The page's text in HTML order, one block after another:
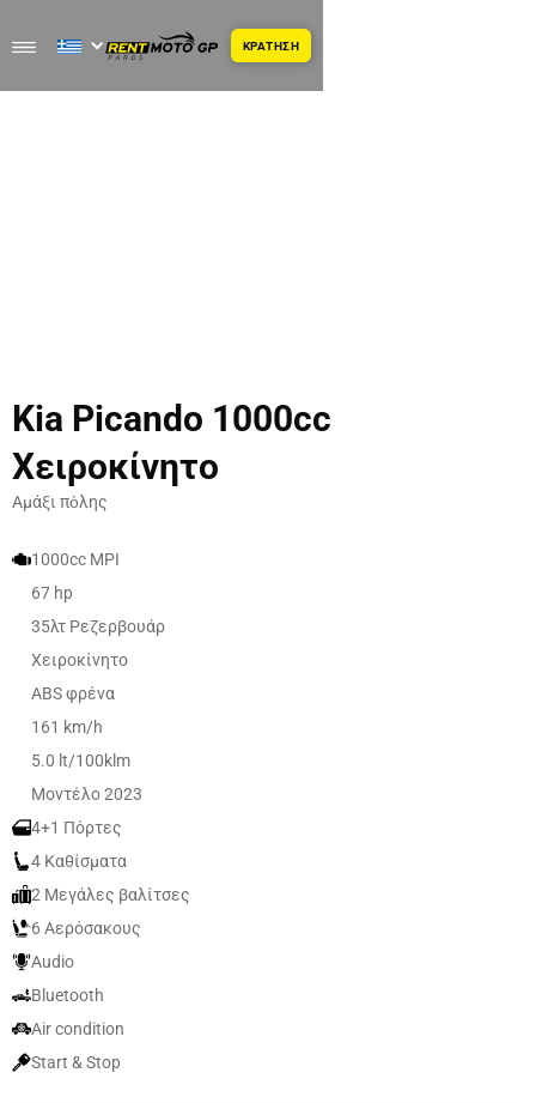
ΚΡΑΤΗΣΗ
Kia Picando 1000cc
Χειροκίνητο
Αμάξι πὀλης
1000cc MPI
67 hp
35λτ Ρεζερβουάρ
Χειροκίνητο
ABS φρένα
161 km/h
5.0 lt/100klm
Μοντέλο 2023
4+1 Πόρτες
4 Καθίσματα
2 Μεγάλες βαλίτσες
6 Αερόσακους
Audio
Bluetooth
Air condition
Start & Stop